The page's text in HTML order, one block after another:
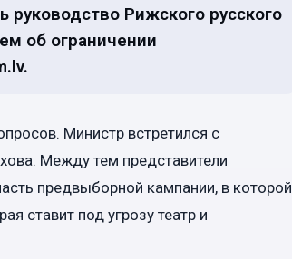
Рижского русского
об ограничении
Министр встретился с
Между тем представители
предвыборной кампании, в которой
ставит под угрозу театр и